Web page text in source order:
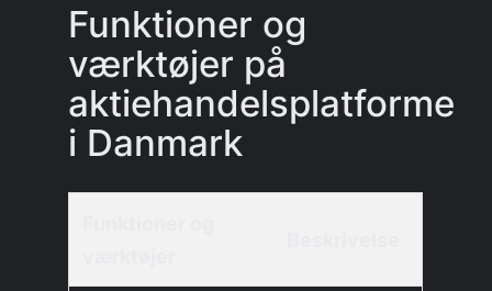
Funktioner og
værktøjer på
aktiehandelsplatforme
i Danmark